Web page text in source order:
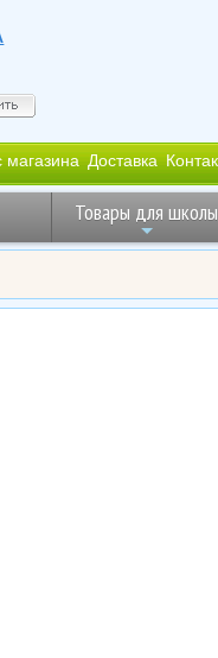
магазина Доставка
Товары для школы